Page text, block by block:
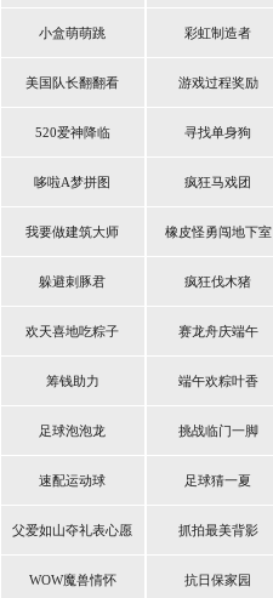
小盒萌萌跳 彩虹制造者
美国队长翻翻看 游戏过程奖励
520爱神降临 寻找单身狗
哆啦A梦拼图 疯狂马戏团
我要做建筑大师 橡皮怪勇闯地下室
躲避刺豚君 疯狂伐木猪
欢天喜地吃粽子 赛龙舟庆端午
筹钱助力 端午欢粽叶香
足球泡泡龙 挑战临门一脚
速配运动球 足球猜一夏
父爱如山夺礼表心愿 抓拍最美背影
WOW魔兽情怀 抗日保家园